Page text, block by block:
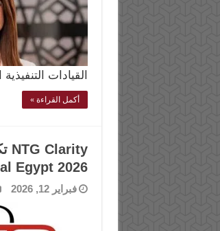
القيادات
أكمل القراءة »
Egypt 2026
فبراير 12, 2026